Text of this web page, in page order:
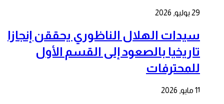
29 يوليو, 2026
سيدات الهلال الناظوري يحققن إنجازا
تاريخيا بالصعود إلى القسم الأول
للمحترفات
11 مايو, 2026